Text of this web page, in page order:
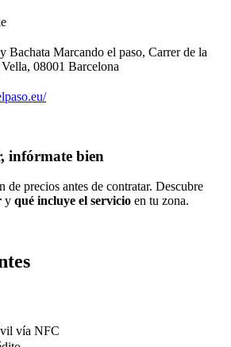
Bachata Marcando el paso, Carrer de la
08001 Barcelona
infórmate bien
de precios antes de contratar. Descubre
y qué incluye el servicio en tu zona.
vía NFC